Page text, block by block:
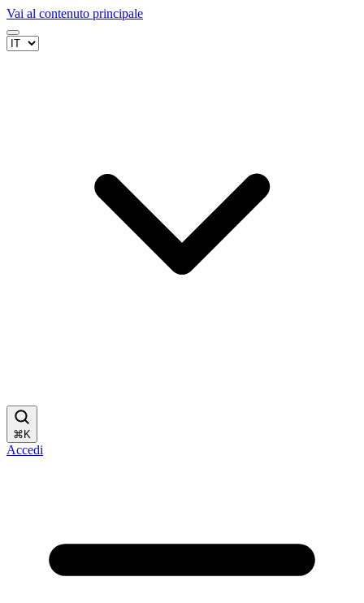
Vai al contenuto principale
⌘ K
Accedi